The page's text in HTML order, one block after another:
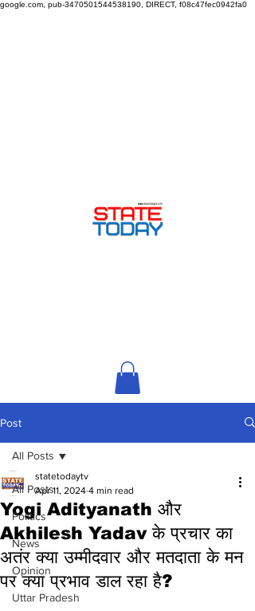
google.com, pub-3470501544538190, DIRECT, f08c47fec0942fa0
Post
All Posts
Politics
News
Opinion
Uttar Pradesh
All Posts
Yogi Adityanath और
Akhilesh Yadav के प्रचार का
अतंर क्या उम्मीदवार और मतदाता के मन
पर क्या प्रभाव डाल रहा है?
statetodaytv
Apr 11, 2024 4 min read